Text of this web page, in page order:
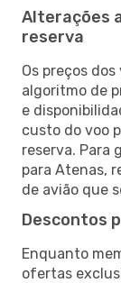
Alterações
reserva
Os preços
algoritmo de
e
custo do voo
reserva. Para
para Atenas,
de avião que
Descontos
Enquanto
ofertas